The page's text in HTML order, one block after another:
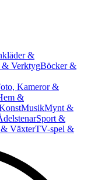
&
VerktygBöcker &
Kameror &
&
MusikMynt &
Sport &
VäxterTV-spel &